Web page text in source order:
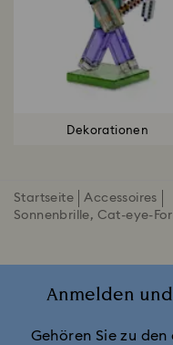
Dekorationen
Startseite
Accessoires
Sonnenbrille, Cat-eye-
Anmelden
Gehören Sie zu